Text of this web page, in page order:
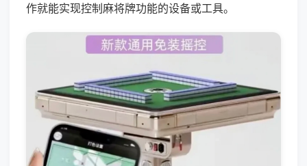
作就能实现控制麻将牌功能的设备或工具。